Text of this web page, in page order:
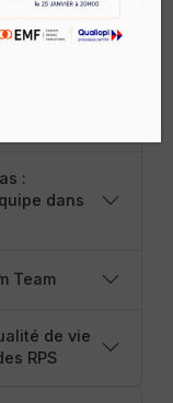
équipe
ses
:
dans
Team
de vie
RPS